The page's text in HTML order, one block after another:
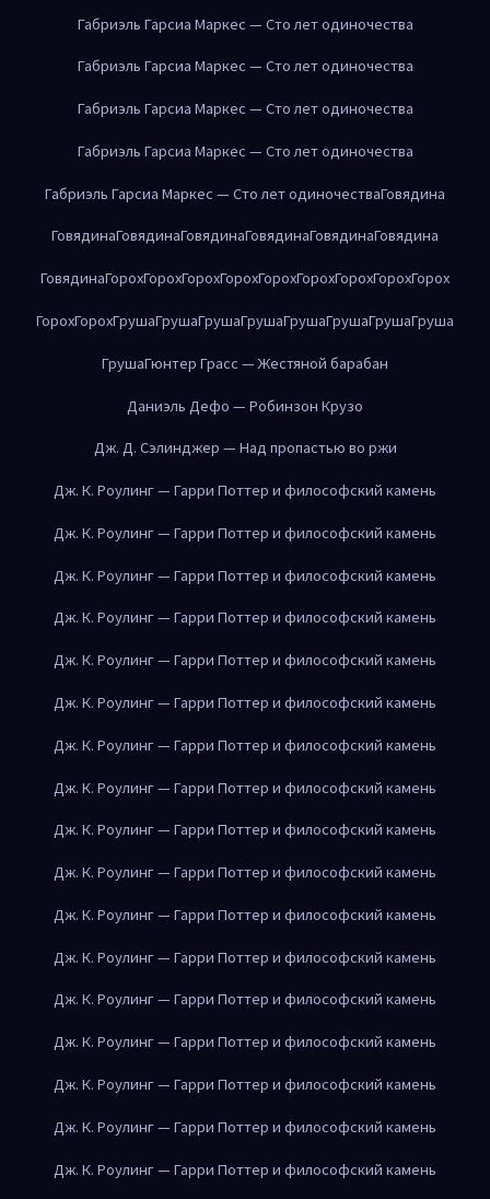
Габриэль Гарсиа Маркес — Сто лет одиночества
Габриэль Гарсиа Маркес — Сто лет одиночества
Габриэль Гарсиа Маркес — Сто лет одиночества
Габриэль Гарсиа Маркес — Сто лет одиночества
Габриэль Гарсиа Маркес — Сто лет одиночестваГовядина
ГовядинаГовядинаГовядинаГовядинаГовядинаГовядина
ГовядинаГорохГорохГорохГорохГорохГорохГорохГорохГорох
ГорохГорохГрушаГрушаГрушаГрушаГрушаГрушаГрушаГруша
ГрушаГюнтер Грасс — Жестяной барабан
Даниэль Дефо — Робинзон Крузо
Дж. Д. Сэлинджер — Над пропастью во ржи
Дж. К. Роулинг — Гарри Поттер и философский камень
Дж. К. Роулинг — Гарри Поттер и философский камень
Дж. К. Роулинг — Гарри Поттер и философский камень
Дж. К. Роулинг — Гарри Поттер и философский камень
Дж. К. Роулинг — Гарри Поттер и философский камень
Дж. К. Роулинг — Гарри Поттер и философский камень
Дж. К. Роулинг — Гарри Поттер и философский камень
Дж. К. Роулинг — Гарри Поттер и философский камень
Дж. К. Роулинг — Гарри Поттер и философский камень
Дж. К. Роулинг — Гарри Поттер и философский камень
Дж. К. Роулинг — Гарри Поттер и философский камень
Дж. К. Роулинг — Гарри Поттер и философский камень
Дж. К. Роулинг — Гарри Поттер и философский камень
Дж. К. Роулинг — Гарри Поттер и философский камень
Дж. К. Роулинг — Гарри Поттер и философский камень
Дж. К. Роулинг — Гарри Поттер и философский камень
Дж. К. Роулинг — Гарри Поттер и философский камень